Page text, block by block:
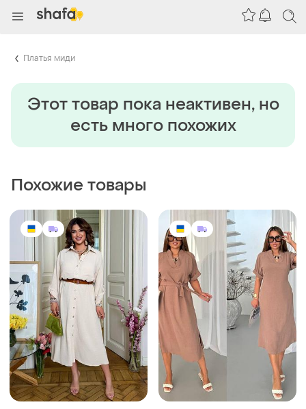
Платья миди
Этот товар пока неактивен, но
есть много похожих
Похожие товары